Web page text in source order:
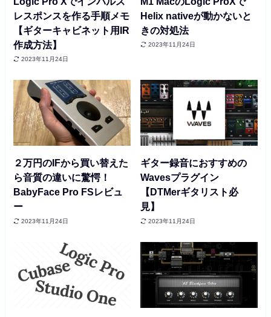
レスポンスを作る手順メモ
【ギターキャビネット用IR
作成方法】
2023年11月24日
Helix nativeが動かないと
きの対処法
2023年11月24日
２万円のIFから買い替えた
ら音質の違いに驚愕！
BabyFace Pro FSレビュ
ー
2023年11月24日
ギター録音におすすめの
Wavesプラグイン
【DTMerギタリスト必
見】
2023年11月24日